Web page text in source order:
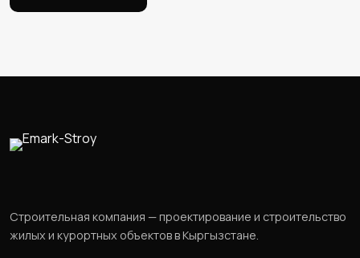
Строительная компания — проектирование и строительство
жилых и курортных объектов в Кыргызстане.